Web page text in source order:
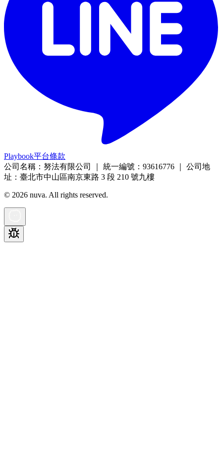
Playbook平台條款
公司名稱：努法有限公司 ｜ 統一編號：93616776 ｜ 公司地
址：臺北市中山區南京東路 3 段 210 號九樓
© 2026 nuva. All rights reserved.